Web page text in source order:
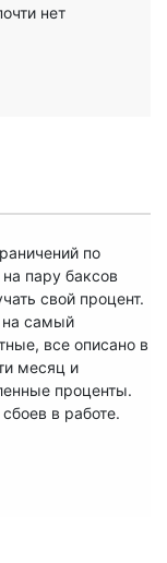
нет
по
пару баксов
свой процент.
на самый
все описано в
месяц и
проценты.
в работе.